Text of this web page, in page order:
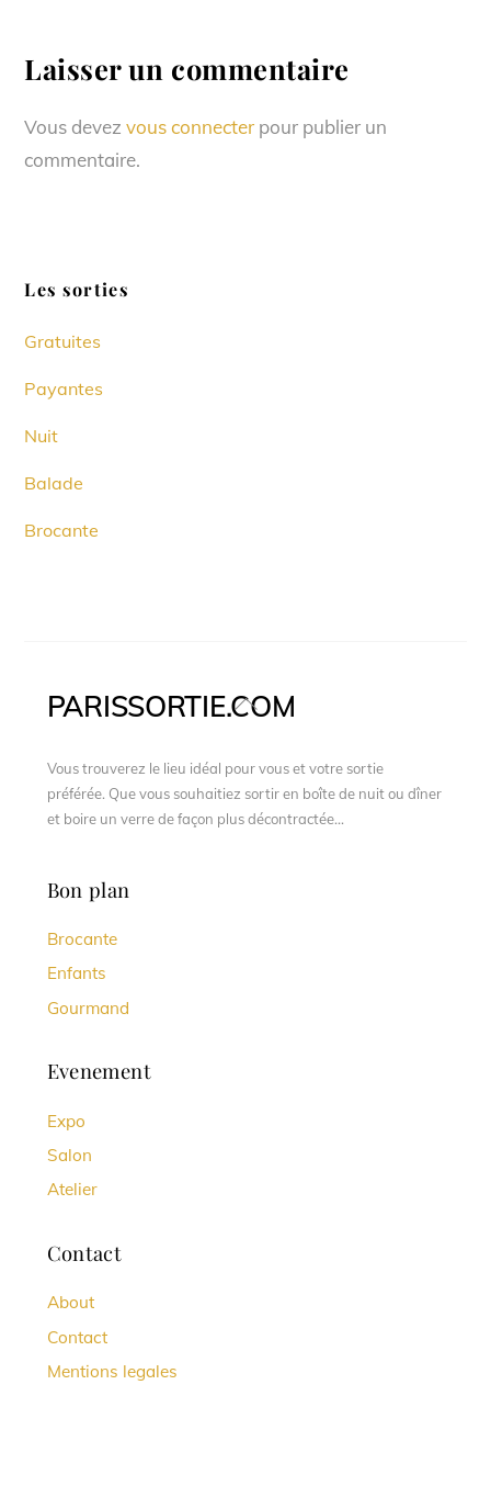
Laisser un commentaire
Vous devezvous connecter pour publier un
commentaire.
Les sorties
Gratuites
Payantes
Nuit
Balade
Brocante
Back
Top
PARISSORTIE.COM
Vous trouverez le lieu idéal pour vous et votre sortie
préférée. Que vous souhaitiez sortir en boîte de nuit ou dîner
et boire un verre de façon plus décontractée...
Bon plan
Brocante
Enfants
Gourmand
Evenement
Expo
Salon
Atelier
Contact
About
Contact
Mentions legales